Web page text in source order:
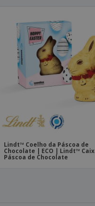
Lindt™ Coelho da Páscoa de
Chocolate | ECO | Lindt™
Páscoa de Chocolate